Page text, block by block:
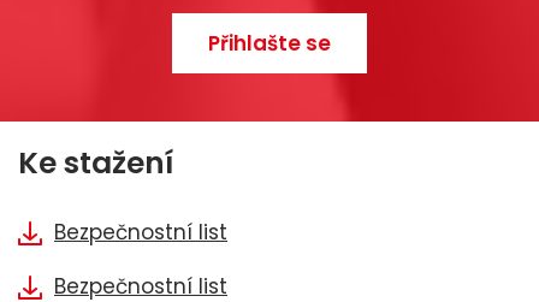
Přihlašte se
Ke stažení
Bezpečnostní list
Bezpečnostní list